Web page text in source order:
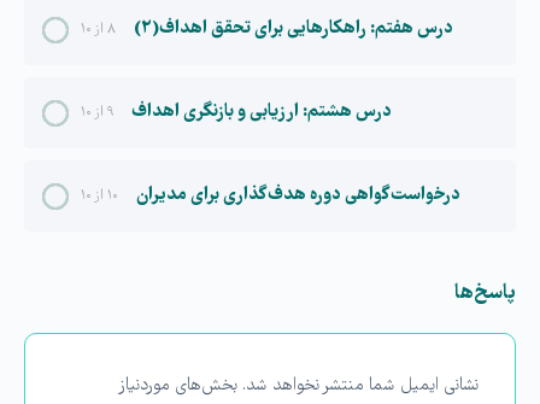
۸ از ۱۰ درس هفتم: راهکارهایی برای تحقق اهداف(۲)
۹ از ۱۰ درس هشتم: ارزیابی و بازنگری اهداف
۱۰ از ۱۰ درخواست گواهی دوره هدف گذاری برای مدیران
پاسخ‌ها
نشانی ایمیل شما منتشر نخواهد شد. بخش‌های موردنیاز